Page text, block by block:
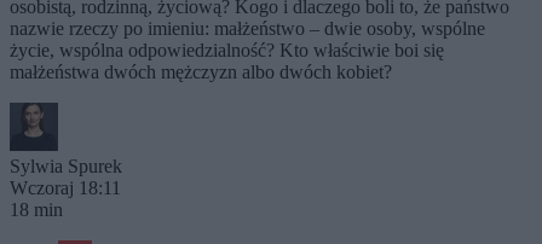
osobistą, rodzinną, życiową? Kogo i dlaczego boli to, że państwo
nazwie rzeczy po imieniu: małżeństwo – dwie osoby, wspólne
życie, wspólna odpowiedzialność? Kto właściwie boi się
małżeństwa dwóch mężczyzn albo dwóch kobiet?
Sylwia Spurek
Wczoraj 18:11
18 min